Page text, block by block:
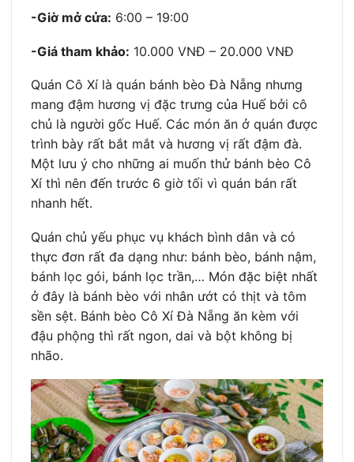
-Giờ mở cửa: 6:00 – 19:00
-Giá tham khảo: 10.000 VNĐ – 20.000 VNĐ
Quán Cô Xí là quán bánh bèo Đà Nẵng nhưng
mang đậm hương vị đặc trưng của Huế bởi cô
chủ là người gốc Huế. Các món ăn ở quán được
trình bày rất bắt mắt và hương vị rất đậm đà.
Một lưu ý cho những ai muốn thử bánh bèo Cô
Xí thì nên đến trước 6 giờ tối vì quán bán rất
nhanh hết.
Quán chủ yếu phục vụ khách bình dân và có
thực đơn rất đa dạng như: bánh bèo, bánh nậm,
bánh lọc gói, bánh lọc trần,… Món đặc biệt nhất
ở đây là bánh bèo với nhân ướt có thịt và tôm
sền sệt. Bánh bèo Cô Xí Đà Nẵng ăn kèm với
đậu phộng thì rất ngon, dai và bột không bị
nhão.